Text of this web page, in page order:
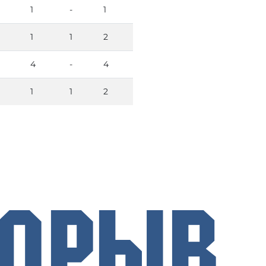
1 - 1
1 1 2
4 - 4
1 1 2